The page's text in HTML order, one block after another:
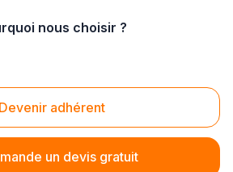
nous choisir ?
Devenir adhérent
un devis gratuit
de Running